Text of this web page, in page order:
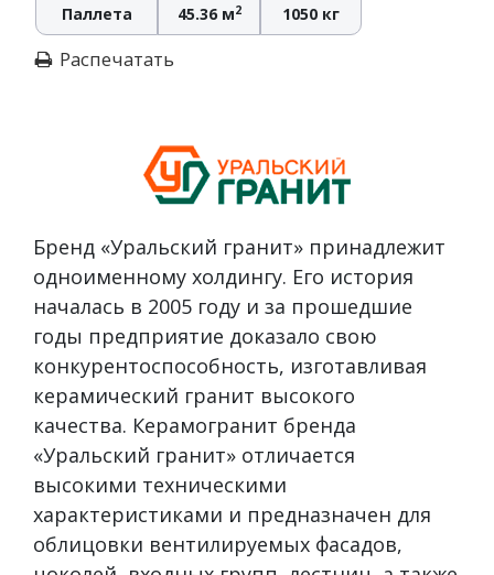
Паллета 45.36 м2 1050 кг
Распечатать
Бренд «Уральский гранит» принадлежит
одноименному холдингу. Его история
началась в 2005 году и за прошедшие
годы предприятие доказало свою
конкурентоспособность, изготавливая
керамический гранит высокого
качества. Керамогранит бренда
«Уральский гранит» отличается
высокими техническими
характеристиками и предназначен для
облицовки вентилируемых фасадов,